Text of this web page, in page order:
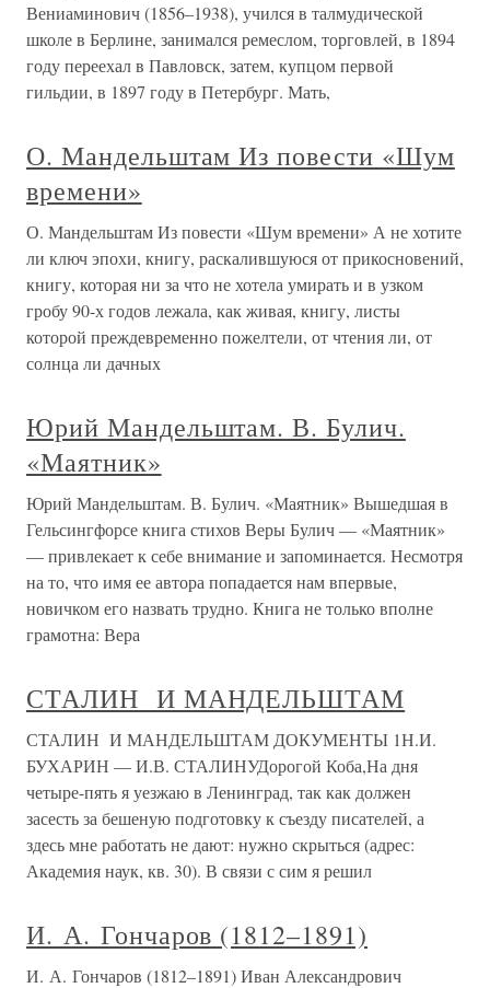
Вениаминович (1856–1938), учился в талмудической
школе в Берлине, занимался ремеслом, торговлей, в 1894
году переехал в Павловск, затем, купцом первой
гильдии, в 1897 году в Петербург. Мать,
О. Мандельштам Из повести «Шум
времени»
О. Мандельштам Из повести «Шум времени» А не хотите
ли ключ эпохи, книгу, раскалившуюся от прикосновений,
книгу, которая ни за что не хотела умирать и в узком
гробу 90-х годов лежала, как живая, книгу, листы
которой преждевременно пожелтели, от чтения ли, от
солнца ли дачных
Юрий Мандельштам. В. Булич.
«Маятник»
Юрий Мандельштам. В. Булич. «Маятник» Вышедшая в
Гельсингфорсе книга стихов Веры Булич — «Маятник»
— привлекает к себе внимание и запоминается. Несмотря
на то, что имя ее автора попадается нам впервые,
новичком его назвать трудно. Книга не только вполне
грамотна: Вера
СТАЛИН И МАНДЕЛЬШТАМ
СТАЛИН И МАНДЕЛЬШТАМ ДОКУМЕНТЫ 1Н.И.
БУХАРИН — И.В. СТАЛИНУДорогой Коба,На дня
четыре-пять я уезжаю в Ленинград, так как должен
засесть за бешеную подготовку к съезду писателей, а
здесь мне работать не дают: нужно скрыться (адрес:
Академия наук, кв. 30). В связи с сим я решил
И. А. Гончаров (1812–1891)
И. А. Гончаров (1812–1891) Иван Александрович